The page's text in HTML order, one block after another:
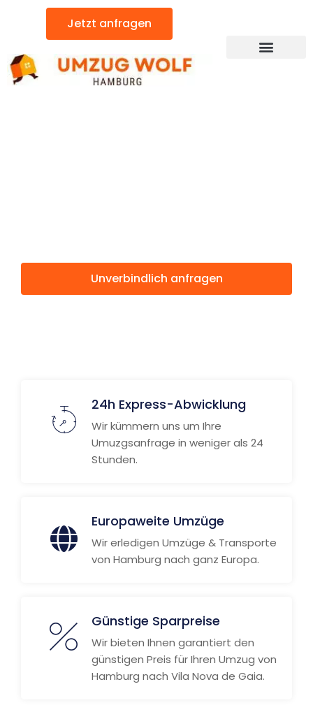
Jetzt anfragen
Unverbindlich anfragen
24h Express-Abwicklung
Wir kümmern uns um Ihre
Umuzgsanfrage in weniger als 24
Stunden.
Europaweite Umzüge
Wir erledigen Umzüge & Transporte
von Hamburg nach ganz Europa.
Günstige Sparpreise
Wir bieten Ihnen garantiert den
günstigen Preis für Ihren Umzug von
Hamburg nach Vila Nova de Gaia.